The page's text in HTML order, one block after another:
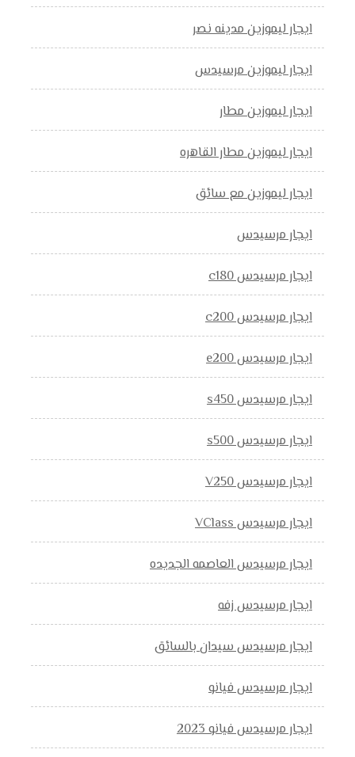
ايجار ليموزين مدينه نصر
ايجار ليموزين مرسيدس
ايجار ليموزين مطار
ايجار ليموزين مطار القاهره
ايجار ليموزين مع سائق
ايجار مرسيدس
ايجار مرسيدس c180
ايجار مرسيدس c200
ايجار مرسيدس e200
ايجار مرسيدس s450
ايجار مرسيدس s500
ايجار مرسيدس V250
ايجار مرسيدس VClass
ايجار مرسيدس العاصمه الجديده
ايجار مرسيدس زفه
ايجار مرسيدس سيدان بالسائق
ايجار مرسيدس فيانو
ايجار مرسيدس فيانو 2023